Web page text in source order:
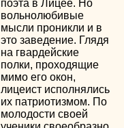
поэта в Лицее. Но
вольнолюбивые
мысли проникли и в
это заведение. Глядя
на гвардейские
полки, проходящие
мимо его окон,
лицеист исполнялись
их патриотизмом. По
молодости своей